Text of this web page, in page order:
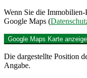
Wenn Sie die Immobilien-
Google Maps (
Google Maps Karte
Die dargestellte Position
Angabe.